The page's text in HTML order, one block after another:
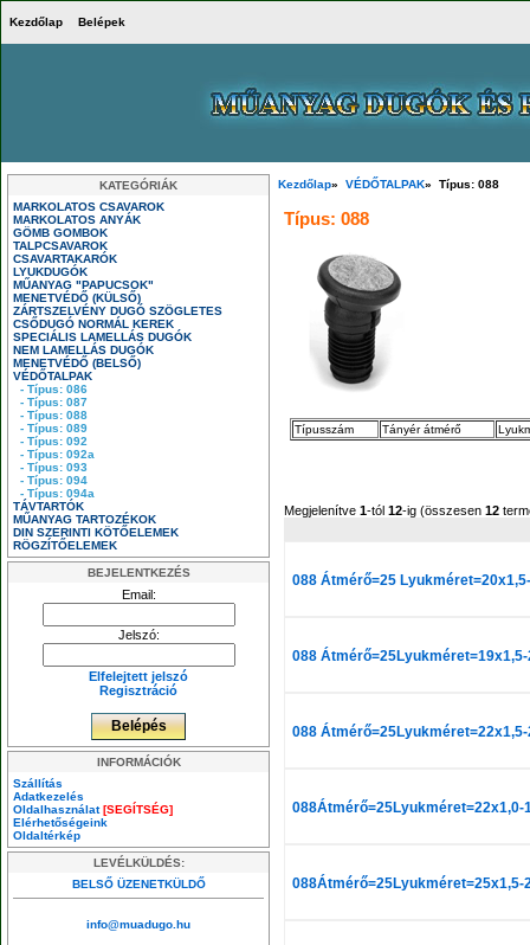
Kezdőlap Belépek
KATEGÓRIÁK
MARKOLATOS CSAVAROK
MARKOLATOS ANYÁK
GÖMB GOMBOK
TALPCSAVAROK
CSAVARTAKARÓK
LYUKDUGÓK
MŰANYAG "PAPUCSOK"
MENETVÉDŐ (KÜLSŐ)
ZÁRTSZELVÉNY DUGÓ SZÖGLETES
CSŐDUGÓ NORMÁL KEREK
SPECIÁLIS LAMELLÁS DUGÓK
NEM LAMELLÁS DUGÓK
MENETVÉDŐ (BELSŐ)
VÉDŐTALPAK
- Típus: 086
- Típus: 087
- Típus: 088
- Típus: 089
- Típus: 092
- Típus: 092a
- Típus: 093
- Típus: 094
- Típus: 094a
TÁVTARTÓK
MŰANYAG TARTOZÉKOK
DIN SZERINTI KÖTŐELEMEK
RÖGZÍTŐELEMEK
BEJELENTKEZÉS
Email:
Jelszó:
Elfelejtett jelszó
Regisztráció
INFORMÁCIÓK
Szállítás
Adatkezelés
Oldalhasználat[SEGÍTSÉG]
Elérhetőségeink
Oldaltérkép
LEVÉLKÜLDÉS:
BELSŐ ÜZENETKÜLDŐ
info@muadugo.hu
Kezdőlap» VÉDŐTALPAK» Típus: 088
Típus: 088
Típusszám Tányér átmérő
Megjelenítve1-tól12-ig (összesen12
088 Átmérő=25
088
088
088Átmérő=25Lyukméret=22x1,0-
088Átmérő=25Lyukméret=25x1,5-